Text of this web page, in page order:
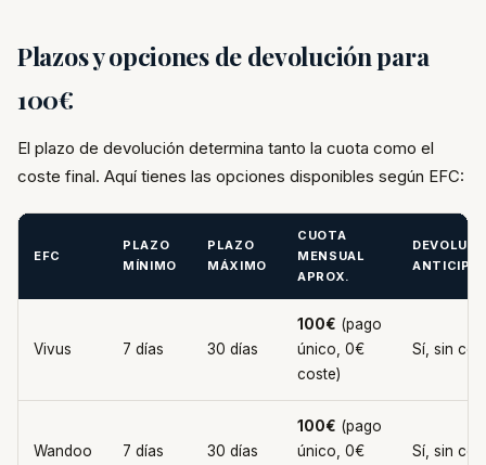
Plazos y opciones de devolución para
100€
El plazo de devolución determina tanto la cuota como el
coste final. Aquí tienes las opciones disponibles según EFC:
EFC
PLAZO
MÍNIMO
PLAZO
MÁXIMO
CUOTA
MENSUAL
APROX.
Vivus 7 días 30 días
100€ (pago
único, 0€
coste)
Sí, sin
Wandoo 7 días 30 días
100€ (pago
único, 0€
Sí, sin